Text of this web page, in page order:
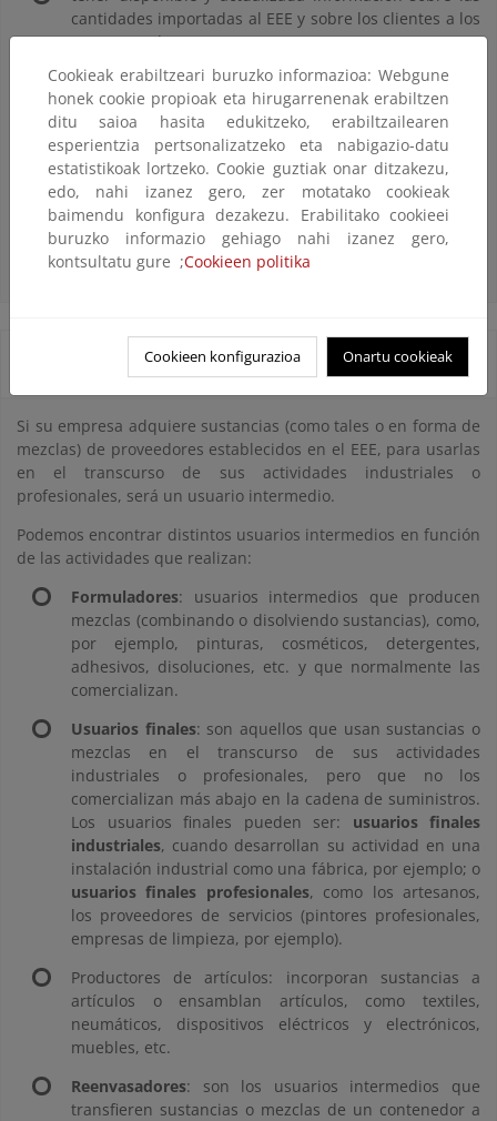
cantidades importadas al EEE y sobre los clientes a los
que se venden.
Cumplir con la obligación de registro propia de
importadores (los importadores de esa cadena de
suministro pasarían a considerarse usuarios
intermedios y no tendrían que registrar).
Facilitar información a los importadores sobre las
propiedades de la sustancia y la gestión de los
peligros asociados, para que estos puedan elaborar
las fichas de datos de seguridad
Usuario intermedio
Si su empresa adquiere sustancias (como tales o en forma de
mezclas) de proveedores establecidos en el EEE, para usarlas
en el transcurso de sus actividades industriales o
profesionales, será un usuario intermedio.
Podemos encontrar distintos usuarios intermedios en función
de las actividades que realizan:
Formuladores: usuarios intermedios que producen
mezclas (combinando o disolviendo sustancias), como,
por ejemplo, pinturas, cosméticos, detergentes,
adhesivos, disoluciones, etc. y que normalmente las
comercializan.
Usuarios finales: son aquellos que usan sustancias o
mezclas en el transcurso de sus actividades
industriales o profesionales, pero que no los
comercializan más abajo en la cadena de suministros.
Los usuarios finales pueden ser: usuarios finales
industriales, cuando desarrollan su actividad en una
instalación industrial como una fábrica, por ejemplo; o
usuarios finales profesionales, como los artesanos,
los proveedores de servicios (pintores profesionales,
empresas de limpieza, por ejemplo).
Productores de artículos: incorporan sustancias a
artículos o ensamblan artículos, como textiles,
neumáticos, dispositivos eléctricos y electrónicos,
muebles, etc.
Reenvasadores: son los usuarios intermedios que
transfieren sustancias o mezclas de un contenedor a
Cookieak erabiltzeari buruzko informazioa: Webgune
honek cookie propioak eta hirugarrenenak erabiltzen
ditu saioa hasita edukitzeko, erabiltzailearen
esperientzia pertsonalizatzeko eta nabigazio-datu
estatistikoak lortzeko. Cookie guztiak onar ditzakezu,
edo, nahi izanez gero, zer motatako cookieak
baimendu konfigura dezakezu. Erabilitako cookieei
buruzko informazio gehiago nahi izanez gero,
kontsultatu gure ;Cookieen politika
Cookieen konfigurazioa Onartu cookieak